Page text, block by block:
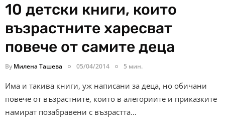
10 детски книги, които
възрастните харесват
повече от самите деца
By Милена Ташева 05/04/2014 5 мин.
Има и такива книги, уж написани за деца, но обичани
повече от възрастните, които в алегориите и приказките
намират позабравени с възрастта…